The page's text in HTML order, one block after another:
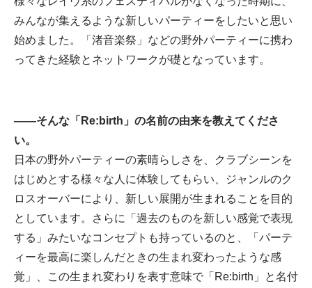
みんなが集えるような新しいパーティーをしたいと思い
始めました。「渚音楽祭」などの野外パーティーに携わ
ってきた経験とネットワークが礎となっています。
——そんな「Re:birth」の名前の由来を教えてくださ
い。
日本の野外パーティーの素晴らしさを、クラブシーンを
はじめとする様々な人に体験してもらい、ジャンルのク
ロスオーバーにより、新しい展開が生まれることを目的
としています。さらに「過去のものを新しい感覚で表現
する」みたいなコンセプトも持っているのと、「パーテ
ィーを最高に楽しんだときの生まれ変わったような感
覚」、この生まれ変わりを表す意味で「Re:birth」と名付